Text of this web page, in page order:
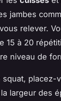
jambes
relever.
15 à 20
niveau de
squat, placez-
largeur des